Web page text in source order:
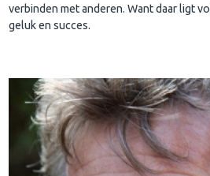
verbinden met anderen. Want daar ligt
geluk en succes.